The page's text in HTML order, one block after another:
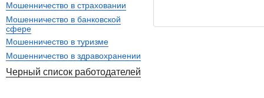
Мошенничество в страховании
Мошенничество в банковской
сфере
Мошенничество в туризме
Мошенничество в здравохранении
Черный список работодателей